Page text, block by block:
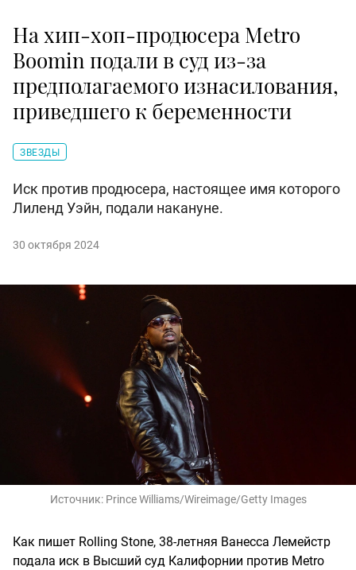
На хип-хоп-продюсера Metro
Boomin подали в суд из-за
предполагаемого изнасилования,
приведшего к беременности
ЗВЕЗДЫ
Иск против продюсера, настоящее имя которого
Лиленд Уэйн, подали накануне.
30 октября 2024
Источник: Prince Williams/Wireimage/Getty Images
Как пишет Rolling Stone, 38-летняя Ванесса Лемейстр
подала иск в Высший суд Калифорнии против Metro